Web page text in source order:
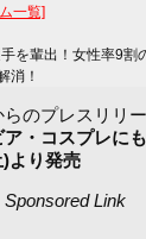
一覧]
を輩出！女性率9割
消！
のプレスリリー
・コスプレに
より発売
Sponsored Link